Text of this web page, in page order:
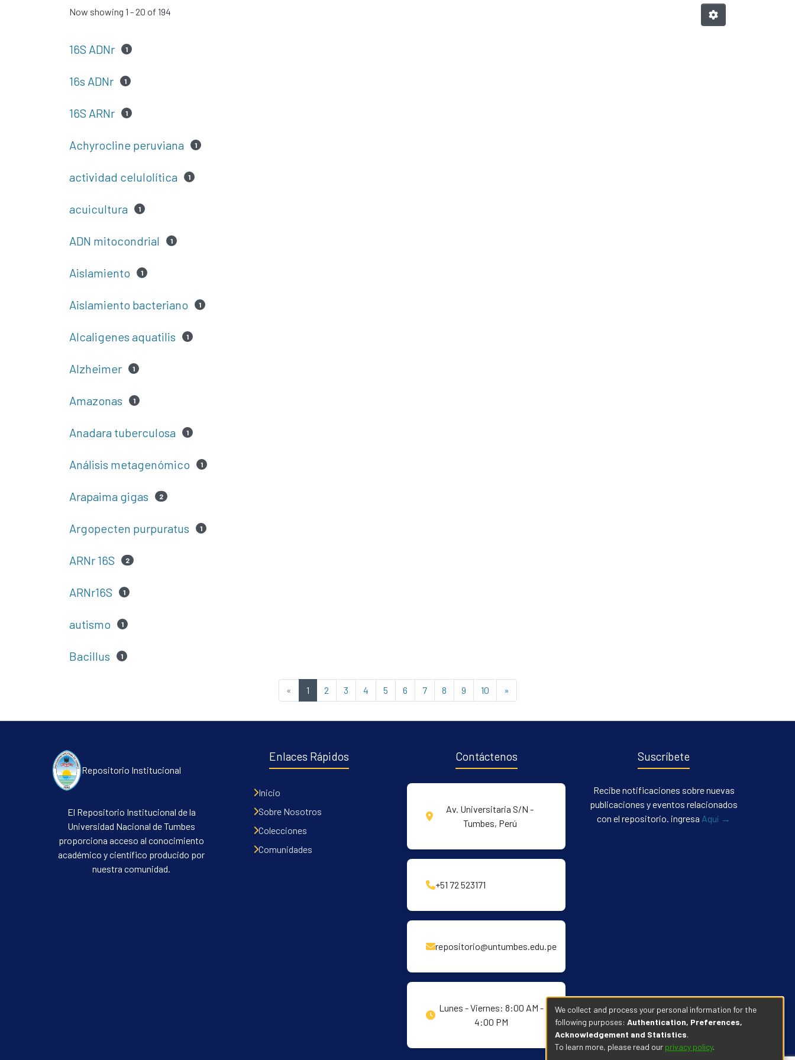
Now showing 1 - 20 of 194
16S ADNr 1
16s ADNr 1
16S ARNr 1
Achyrocline peruviana 1
actividad celulolítica 1
acuicultura 1
ADN mitocondrial 1
Aislamiento 1
Aislamiento bacteriano 1
Alcaligenes aquatilis 1
Alzheimer 1
Amazonas 1
Anadara tuberculosa 1
Análisis metagenómico 1
Arapaima gigas 2
Argopecten purpuratus 1
ARNr 16S 2
ARNr16S 1
autismo 1
Bacillus 1
« 1(current)
2 3 4 5 6 7 8 9 10 »
Repositorio Institucional
El Repositorio Institucional de la
Universidad Nacional de Tumbes
proporciona acceso al conocimiento
académico y científico producido por
nuestra comunidad.
Enlaces Rápidos
Inicio
Sobre Nosotros
Colecciones
Comunidades
Contáctenos
Av. Universitaria S/N -
Tumbes, Perú
+51 72 523171
repositorio@untumbes.edu.pe
Lunes - Viernes: 8:00 AM -
4:00 PM
Suscríbete
Recibe notificaciones sobre nuevas
publicaciones y eventos relacionados
con el repositorio. ingresa Aqui →
We collect and process your personal information for the
following purposes: Authentication, Preferences,
Acknowledgement and Statistics.
To learn more, please read our privacy policy.